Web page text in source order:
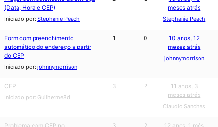
(Data, Hora e CEP)
Iniciado por: Stephanie Peach
meses atrás
Stephanie Peach
Form com preenchimento
automático do endereço a partir
do CEP
Iniciado por: johnnymorrison
1 0
10 anos, 12
meses atrás
johnnymorrison
CEP
Iniciado por: Guilherme8d
3 2
11 anos, 3
meses atrás
Claudio Sanches
Problema com CEP no
3 2
12 anos, 1 mês